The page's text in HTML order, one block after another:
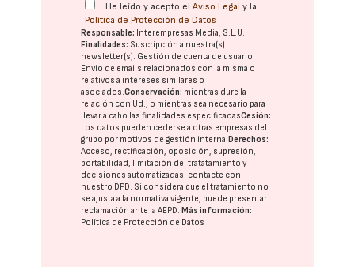
He leído y acepto elAviso Legal y la
Política de Protección de Datos
Responsable: Interempresas Media, S.L.U.
Finalidades: Suscripción a nuestra(s)
newsletter(s). Gestión de cuenta de usuario.
Envío de emails relacionados con la misma o
relativos a intereses similares o
asociados.Conservación: mientras dure la
relación con Ud., o mientras sea necesario para
llevar a cabo las finalidades especificadasCesión:
Los datos pueden cederse a otras empresas del
grupo por motivos de gestión interna. Derechos:
Acceso, rectificación, oposición, supresión,
portabilidad, limitación del tratatamiento y
decisiones automatizadas: contacte con
nuestro DPD. Si considera que el tratamiento no
se ajusta a la normativa vigente, puede presentar
reclamación ante laAEPD. Más información:
Política de Protección de Datos